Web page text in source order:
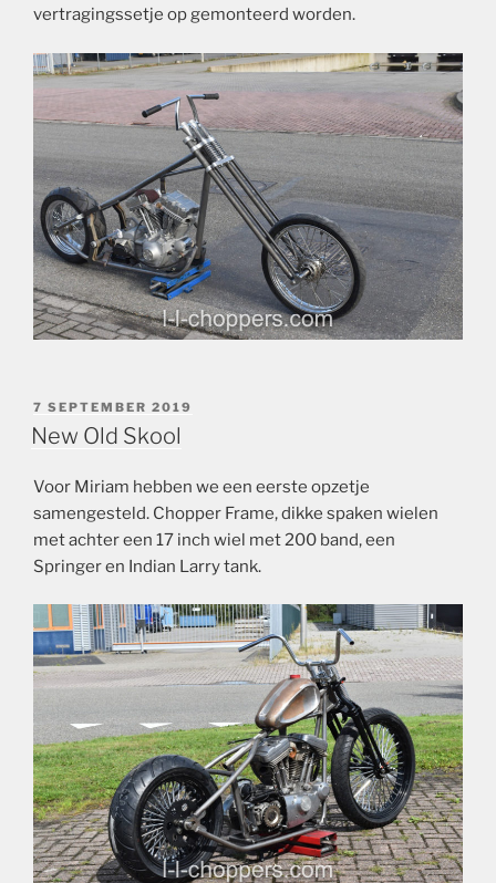
vertragingssetje op gemonteerd worden.
GEPLAATST
OP
7 SEPTEMBER 2019
New Old Skool
Voor Miriam hebben we een eerste opzetje
samengesteld. Chopper Frame, dikke spaken wielen
met achter een 17 inch wiel met 200 band, een
Springer en Indian Larry tank.